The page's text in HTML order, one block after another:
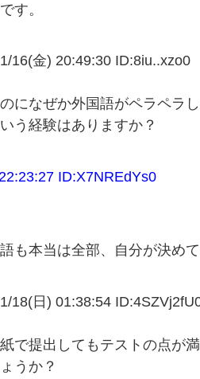
す。
16(金) 20:49:30 ID:8iu..xzo0
になぜか外国語がペラペラ
う経験はありますか？
ID:X7NREdYs0
も本当は全部、自分が決めて
18(日) 01:38:54
で提出してもテストの点が
うか？